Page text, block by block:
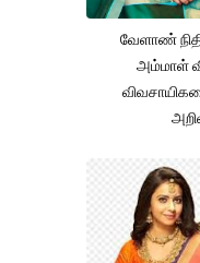
வேளாண்
அம்மாள்